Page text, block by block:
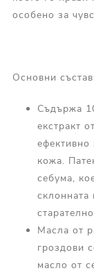
особено за
Основни
Съдържа
екстракт
ефективно
кожа.
себума,
Масла от
гроздови
масло от